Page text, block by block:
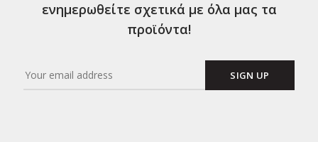
ενημερωθείτε σχετικά με όλα μας τα
προϊόντα!